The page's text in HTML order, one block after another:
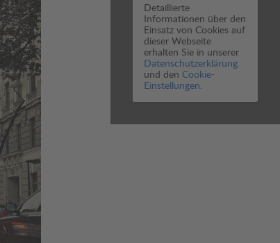
Detaillierte
Informationen über den
Einsatz von Cookies auf
dieser Webseite
erhalten Sie in unserer
Datenschutzerklärung
und den Cookie-
Einstellungen.